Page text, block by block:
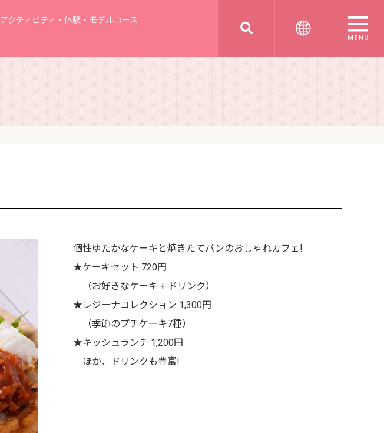
アクティビティ・体験・モデルコース
個性ゆたかなケーキと焼きたてパンのおしゃれカフェ!
★ケーキセット 720円
（お好きなケーキ + ドリンク）
★レジーナコレクション 1,300円
（季節のプチケーキ7種）
★キッシュランチ 1,200円
ほか、ドリンクも豊富!